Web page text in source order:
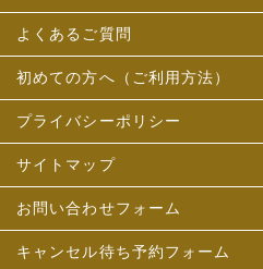
よくあるご質問
初めての方へ（ご利用方法）
プライバシーポリシー
サイトマップ
お問い合わせフォーム
キャンセル待ち予約フォーム